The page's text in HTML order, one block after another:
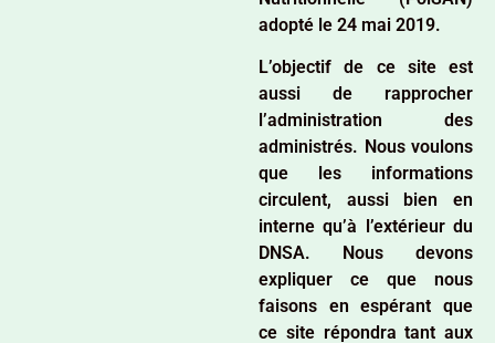
adopté le 24 mai 2019.
L’objectif de ce site est
aussi de rapprocher
l’administration des
administrés. Nous voulons
que les informations
circulent, aussi bien en
interne qu’à l’extérieur du
DNSA. Nous devons
expliquer ce que nous
faisons en espérant que
ce site répondra tant aux